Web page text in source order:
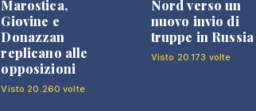
Marostica,
Giovine e
Donazzan
replicano alle
opposizioni
Visto 20.260 volte
Nord verso un
nuovo invio di
truppe in Russia
Visto 20.173 volte